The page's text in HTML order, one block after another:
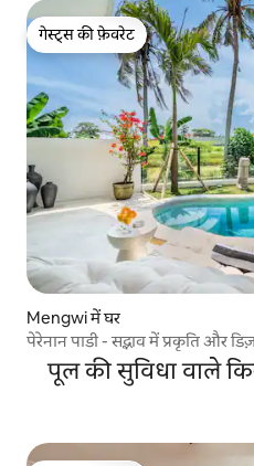
गेस्ट्स की फ़ेवरेट
गेस्ट्स की फ़ेवरेट
Mengwi में घर
पेरेनान पाडी - सद्भाव में प्रकृति और
पूल की सुविधा वाले